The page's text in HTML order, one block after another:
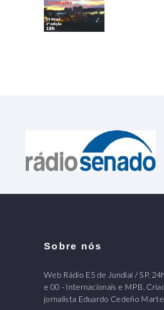
Sobre nós
Web Rádio E5 de Jundiaí / SP.
e 00 - Internacionais e MPB.
jornalista Eduardo Cedeño